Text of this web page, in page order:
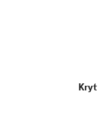
Kryt